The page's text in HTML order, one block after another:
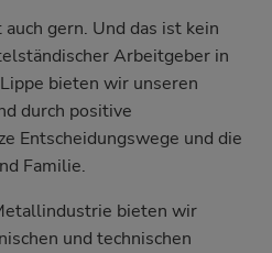
gern. Und das ist kein
Arbeitgeber in
bieten wir unseren
durch positive
Entscheidungswege und die
Familie.
bieten wir
und technischen